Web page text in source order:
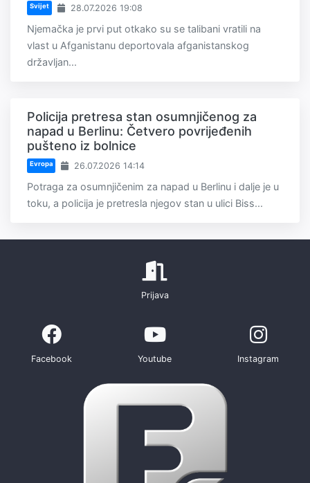
Svijet 28.07.2026 19:08
Njemačka je prvi put otkako su se talibani vratili na
vlast u Afganistanu deportovala afganistanskog
državljan...
Policija pretresa stan osumnjičenog za
napad u Berlinu: Četvero povrijeđenih
pušteno iz bolnice
Evropa 26.07.2026 14:14
Potraga za osumnjičenim za napad u Berlinu i dalje je u
toku, a policija je pretresla njegov stan u ulici Biss...
Prijava
Facebook Youtube Instagram